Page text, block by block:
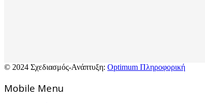
© 2024 Σχεδιασμός-Ανάπτυξη: Optimum Πληροφορική
Mοbile Menu